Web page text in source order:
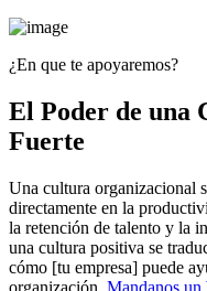
¿En que te apoyaremos?
El Poder de una
Fuerte
Una cultura organizacional
directamente en la
la retención de talento y la
una cultura positiva se
cómo [tu empresa] puede
organización. Mandanos un